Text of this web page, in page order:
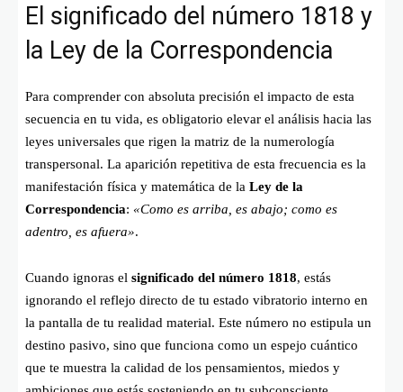
El significado del número 1818 y
la Ley de la Correspondencia
Para comprender con absoluta precisión el impacto de esta
secuencia en tu vida, es obligatorio elevar el análisis hacia las
leyes universales que rigen la matriz de la numerología
transpersonal. La aparición repetitiva de esta frecuencia es la
manifestación física y matemática de la Ley de la
Correspondencia: «Como es arriba, es abajo; como es
adentro, es afuera».
Cuando ignoras el significado del número 1818, estás
ignorando el reflejo directo de tu estado vibratorio interno en
la pantalla de tu realidad material. Este número no estipula un
destino pasivo, sino que funciona como un espejo cuántico
que te muestra la calidad de los pensamientos, miedos y